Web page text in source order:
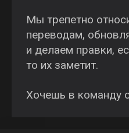
Мы трепетно
переводам,
и делаем правки,
то их заметит.
Хочешь в команду